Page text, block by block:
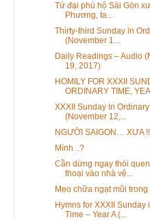
Tứ đại phú hộ Sài Gòn
Phương, ta...
Thirty-third Sunday in
(November 1...
Daily Readings – Audio
19, 2017)
HOMILY FOR XXXII
ORDINARY TIME,
XXXII Sunday In
(November 12,...
NGƯỜI SAIGON… XƯA !!
Mình ..?
Cần dừng ngay thói
thoại vào nhà vệ...
Mẹo chữa ngạt mũi trong
Hymns for XXXII Sunday
Time – Year A (...